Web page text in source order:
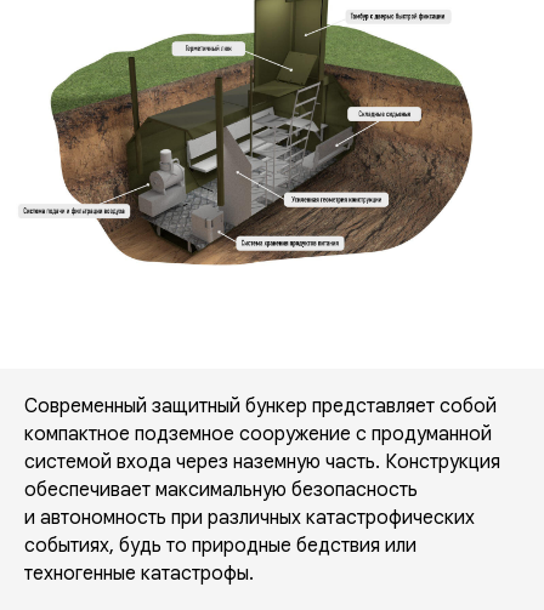
Современный защитный бункер представляет собой
компактное подземное сооружение с продуманной
системой входа через наземную часть. Конструкция
обеспечивает максимальную безопасность
и автономность при различных катастрофических
событиях, будь то природные бедствия или
техногенные катастрофы.